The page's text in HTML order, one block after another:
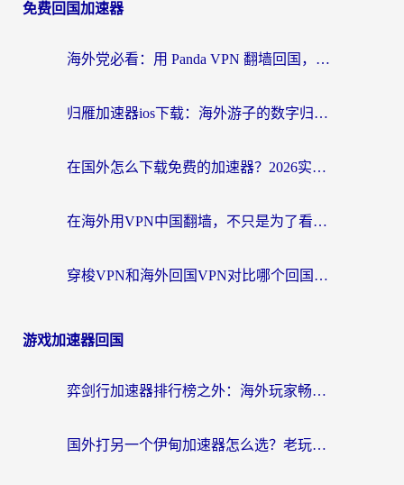
免费回国加速器
海外党必看：用 Panda VPN 翻墙回国，轻松解决国内资源访问难题——附热门加速器对比
归雁加速器ios下载：海外游子的数字归乡路
在国外怎么下载免费的加速器？2026实用指南：从选择到使用，让你无缝刷国内剧玩国服游戏
在海外用VPN中国翻墙，不只是为了看剧那么简单
穿梭VPN和海外回国VPN对比哪个回国效果更好？留学生亲测5款加速器后告诉你答案
游戏加速器回国
弈剑行加速器排行榜之外：海外玩家畅玩国服游戏的终极选择指南
国外打另一个伊甸加速器怎么选？老玩家亲测的避坑指南